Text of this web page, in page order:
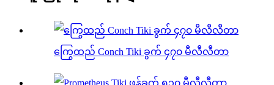
ကြွေထည် Conch Tiki ခွက် ၄၇၀ မီလီလီတာ